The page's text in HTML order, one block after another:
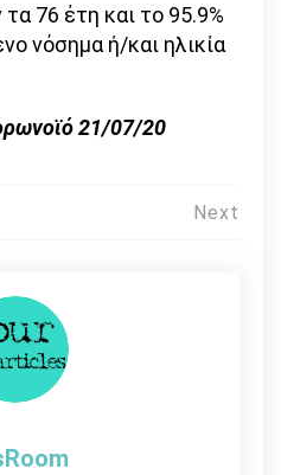
76 έτη και το 95.9%
νόσημα ή/και ηλικία
21/07/20
Next